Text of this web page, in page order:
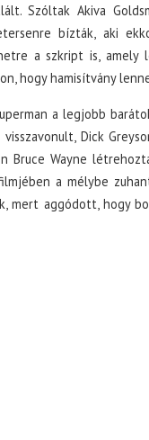
Szóltak Akiva
bízták, aki
a szkript is, amely
hogy hamisítvány
a legjobb
Dick
Bruce Wayne
a mélybe
mert aggódott, hogy